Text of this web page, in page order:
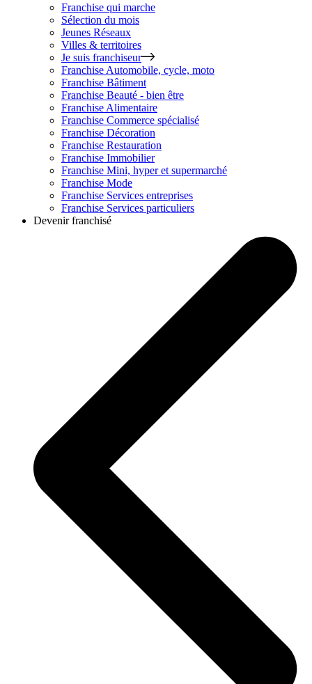
Franchise qui marche
Sélection du mois
Jeunes Réseaux
Villes & territoires
Je suis franchiseur
Franchise Automobile, cycle, moto
Franchise Bâtiment
Franchise Beauté - bien être
Franchise Alimentaire
Franchise Commerce spécialisé
Franchise Décoration
Franchise Restauration
Franchise Immobilier
Franchise Mini, hyper et supermarché
Franchise Mode
Franchise Services entreprises
Franchise Services particuliers
Devenir franchisé